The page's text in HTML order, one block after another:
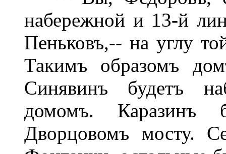
набережной и 13-й
Пеньковъ,-- на углу
Такимъ образомъ
Синявинъ будетъ
домомъ. Каразинъ
Дворцовомъ мосту.